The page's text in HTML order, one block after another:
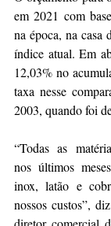
em 2021 com
na época, na casa
índice atual. Em
12,03% no
taxa nesse
2003, quando foi
“Todas as
nos últimos
inox, latão e
nossos custos”,